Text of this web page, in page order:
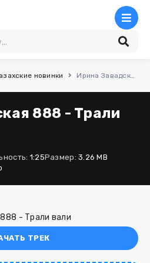
новинки Ирина Завадская 888 - Трали вали
888 - Трали
1:25Размер: 3.26 MB
- Трали вали
ТРЕК